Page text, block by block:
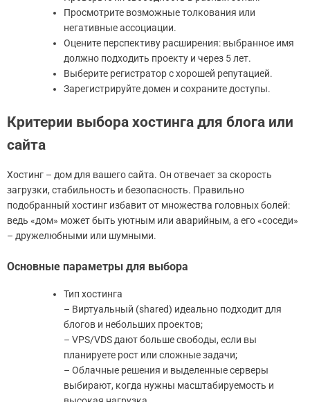
Просмотрите возможные толкования или
негативные ассоциации.
Оцените перспективу расширения: выбранное имя
должно подходить проекту и через 5 лет.
Выберите регистратор с хорошей репутацией.
Зарегистрируйте домен и сохраните доступы.
Критерии выбора хостинга для блога или
сайта
Хостинг – дом для вашего сайта. Он отвечает за скорость
загрузки, стабильность и безопасность. Правильно
подобранный хостинг избавит от множества головных болей:
ведь «дом» может быть уютным или аварийным, а его «соседи»
– дружелюбными или шумными.
Основные параметры для выбора
Тип хостинга
– Виртуальный (shared) идеально подходит для
блогов и небольших проектов;
– VPS/VDS дают больше свободы, если вы
планируете рост или сложные задачи;
– Облачные решения и выделенные серверы
выбирают, когда нужны масштабируемость и